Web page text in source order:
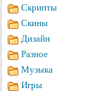
Скрипты
Скины
Дизайн
Разное
Музыка
Игры